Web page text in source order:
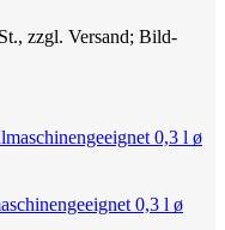
zzgl. Versand; Bild-
0,3 l ø